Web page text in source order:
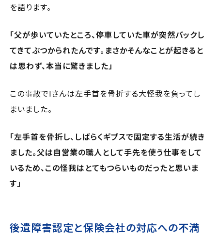
を語ります。
「父が歩いていたところ、停車していた車が突然バックし
てきてぶつかられたんです。まさかそんなことが起きると
は思わず、本当に驚きました」
この事故でIさんは左手首を骨折する大怪我を負ってし
まいました。
「左手首を骨折し、しばらくギプスで固定する生活が続き
ました。父は自営業の職人として手先を使う仕事をして
いるため、この怪我はとてもつらいものだったと思いま
す」
後遺障害認定と保険会社の対応への不満